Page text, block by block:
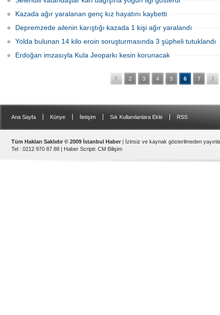
Kazada ağır yaralanan genç kız hayatını kaybetti
Depremzede ailenin karıştığı kazada 1 kişi ağır yaralandı
Yolda bulunan 14 kilo eroin soruşturmasında 3 şüpheli tutuklandı
Erdoğan imzasıyla Kula Jeoparkı kesin korunacak
2 3 4 5 6 7
Ana Sayfa Künye İletişim Sık Kullanılanlara Ekle RSS
Tüm Hakları Saklıdır © 2009 İstanbul Haber | İzinsiz ve kaynak gösterilmeden
Tel : 0212 970 87 88 | Haber Scripti: CM Bilişim